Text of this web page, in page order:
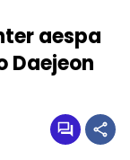
aespa
Daejeon